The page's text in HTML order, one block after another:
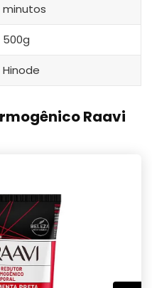
minutos
500g
Hinode
Raavi